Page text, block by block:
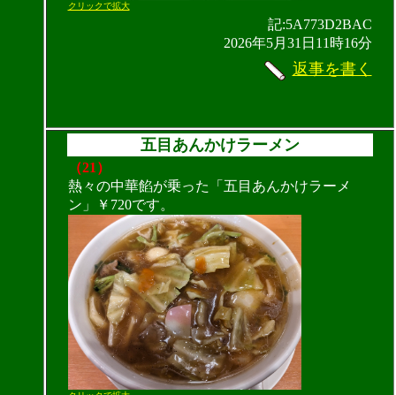
クリックで拡大
記:5A773D2BAC
2026年5月31日11時16分
返事を書く
五目あんかけラーメン
（21）
熱々の中華餡が乗った「五目あんかけラーメ
ン」￥720です。